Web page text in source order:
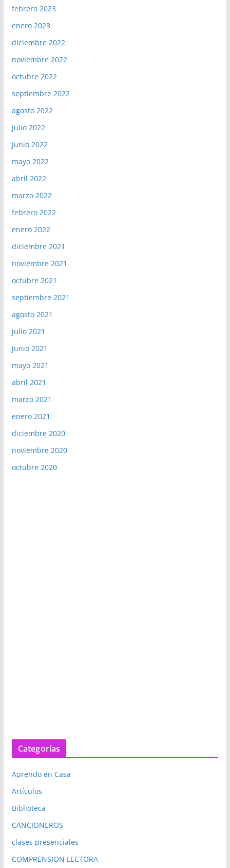
febrero 2023
enero 2023
diciembre 2022
noviembre 2022
octubre 2022
septiembre 2022
agosto 2022
julio 2022
junio 2022
mayo 2022
abril 2022
marzo 2022
febrero 2022
enero 2022
diciembre 2021
noviembre 2021
octubre 2021
septiembre 2021
agosto 2021
julio 2021
junio 2021
mayo 2021
abril 2021
marzo 2021
enero 2021
diciembre 2020
noviembre 2020
octubre 2020
Categorías
Aprendo en Casa
Artículos
Biblioteca
CANCIONEROS
clases presenciales
COMPRENSION LECTORA